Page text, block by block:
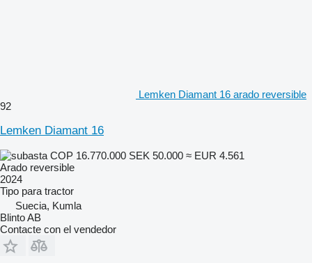
Lemken Diamant 16 arado reversible
92
Lemken Diamant 16
COP 16.770.000 SEK 50.000 ≈ EUR 4.561
Arado reversible
2024
Tipo para tractor
Suecia, Kumla
Blinto AB
Contacte con el vendedor